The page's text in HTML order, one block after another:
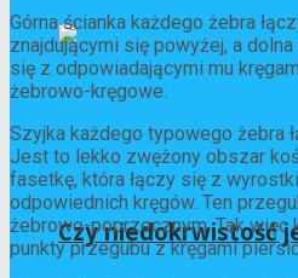
Czy niedokrwistość
Górna ścianka każdego żebra
znajdującymi się powyżej, a
się z odpowiadającymi mu
żebrowo-kręgowe.
Szyjka każdego typowego żebra
Jest to lekko zwężony obszar
fasetkę, która łączy się z
odpowiednich kręgów. Ten
żebrowo-poprzecznym. Tak
punkty przegubu z kręgami